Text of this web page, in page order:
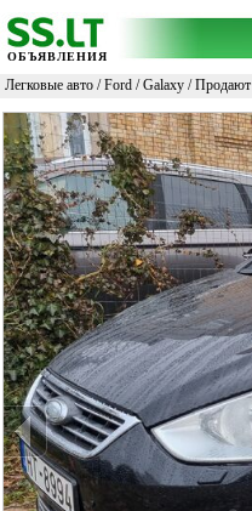
ОБЪЯВЛЕНИЯ
Легковые авто /Ford /Galaxy / Продают